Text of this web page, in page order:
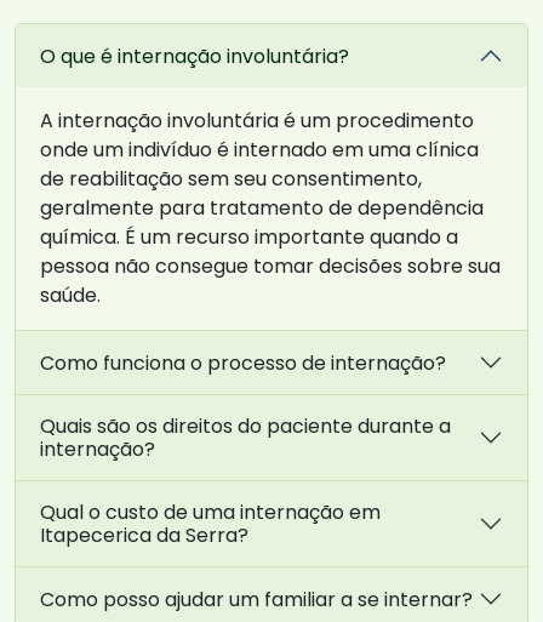
O que é internação involuntária?
A internação involuntária é um procedimento
onde um indivíduo é internado em uma clínica
de reabilitação sem seu consentimento,
geralmente para tratamento de dependência
química. É um recurso importante quando a
pessoa não consegue tomar decisões sobre sua
saúde.
Como funciona o processo de internação?
Quais são os direitos do paciente durante a
internação?
Qual o custo de uma internação em
Itapecerica da Serra?
Como posso ajudar um familiar a se internar?